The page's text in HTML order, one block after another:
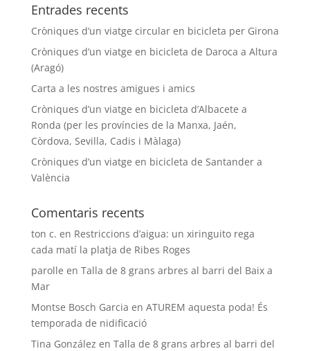
Entrades recents
Cròniques d’un viatge circular en bicicleta per Girona
Cròniques d’un viatge en bicicleta de Daroca a Altura
(Aragó)
Carta a les nostres amigues i amics
Cròniques d’un viatge en bicicleta d’Albacete a
Ronda (per les províncies de la Manxa, Jaén,
Còrdova, Sevilla, Cadis i Màlaga)
Cròniques d’un viatge en bicicleta de Santander a
València
Comentaris recents
ton c. en Restriccions d’aigua: un xiringuito rega
cada matí la platja de Ribes Roges
parolle en Talla de 8 grans arbres al barri del Baix a
Mar
Montse Bosch Garcia en ATUREM aquesta poda! És
temporada de nidificació
Tina González en Talla de 8 grans arbres al barri del